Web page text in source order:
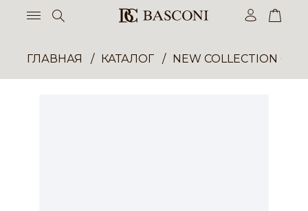
ГЛАВНАЯ КАТАЛОГ NEW COLLECTION